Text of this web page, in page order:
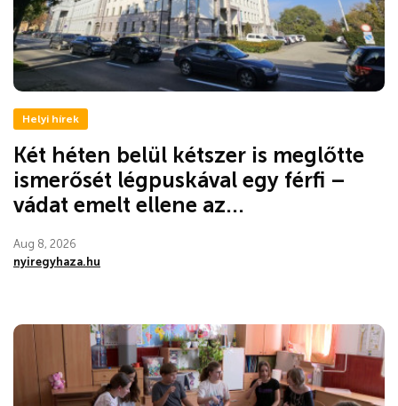
Helyi hírek
Két héten belül kétszer is meglőtte
ismerősét légpuskával egy férfi –
vádat emelt ellene az...
Aug 8, 2026
nyiregyhaza.hu